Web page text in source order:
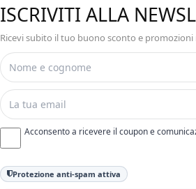
ISCRIVITI ALLA
Ricevi subito il tuo buono sconto e promozioni
Acconsento a ricevere il coupon e
Protezione anti-spam attiva